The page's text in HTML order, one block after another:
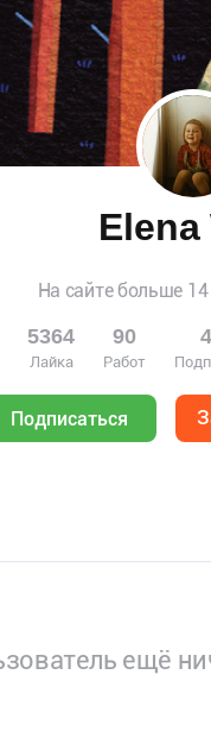
Elena
На сайте больше 14
5364
Лайка
90
Работ
Подписаться
ещё